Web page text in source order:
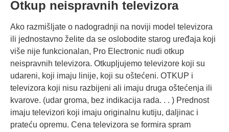
Otkup neispravnih televizora
Ako razmišljate o nadogradnji na noviji model televizora
ili jednostavno želite da se oslobodite starog uređaja koji
više nije funkcionalan, Pro Electronic nudi otkup
neispravnih televizora. Otkupljujemo televizore koji su
udareni, koji imaju linije, koji su oštećeni. OTKUP i
televizora koji nisu razbijeni ali imaju druga oštećenja ili
kvarove. (udar groma, bez indikacija rada. . . ) Prednost
imaju televizori koji imaju originalnu kutiju, daljinac i
prateću opremu. Cena televizora se formira spram